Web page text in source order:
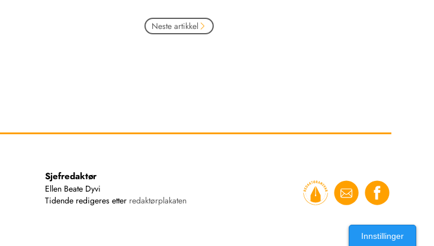
Neste artikkel
Sjefredaktør
Ellen Beate Dyvi
Tidende redigeres etter redaktørplakaten
Innstillinger